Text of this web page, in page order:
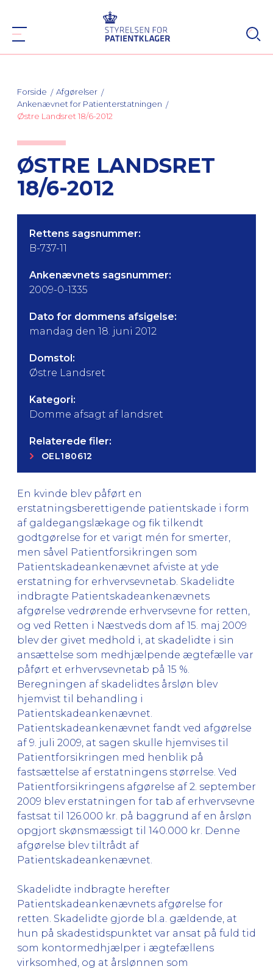
Forside
Afgørelser
Ankenævnet for Patienterstatningen
Østre Landsret 18/6-2012
ØSTRE LANDSRET
18/6-2012
Rettens sagsnummer:
B-737-11
Ankenævnets sagsnummer:
2009-0-1335
Dato for dommens afsigelse:
mandag den 18. juni 2012
Domstol:
Østre Landsret
Kategori:
Domme afsagt af landsret
Relaterede filer:
OEL180612
En kvinde blev påført en
erstatningsberettigende patientskade i form
af galdegangslækage og fik tilkendt
godtgørelse for et varigt mén for smerter,
men såvel Patientforsikringen som
Patientskadeankenævnet afviste at yde
erstatning for erhvervsevnetab. Skadelidte
indbragte Patientskadeankenævnets
afgørelse vedrørende erhvervsevne for retten,
og ved Retten i Næstveds dom af 15. maj 2009
blev der givet medhold i, at skadelidte i sin
ansættelse som medhjælpende ægtefælle var
påført et erhvervsevnetab på 15 %.
Beregningen af skadelidtes årsløn blev
hjemvist til behandling i
Patientskadeankenævnet.
Patientskadeankenævnet fandt ved afgørelse
af 9. juli 2009, at sagen skulle hjemvises til
Patientforsikringen med henblik på
fastsættelse af erstatningens størrelse. Ved
Patientforsikringens afgørelse af 2. september
2009 blev erstatningen for tab af erhvervsevne
fastsat til 126.000 kr. på baggrund af en årsløn
opgjort skønsmæssigt til 140.000 kr. Denne
afgørelse blev tiltrådt af
Patientskadeankenævnet.
Skadelidte indbragte herefter
Patientskadeankenævnets afgørelse for
retten. Skadelidte gjorde bl.a. gældende, at
hun på skadestidspunktet var ansat på fuld tid
som kontormedhjælper i ægtefællens
virksomhed, og at årslønnen som